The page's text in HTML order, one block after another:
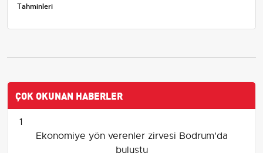
Tahminleri
ÇOK OKUNAN HABERLER
1
Ekonomiye yön verenler zirvesi Bodrum'da
buluştu